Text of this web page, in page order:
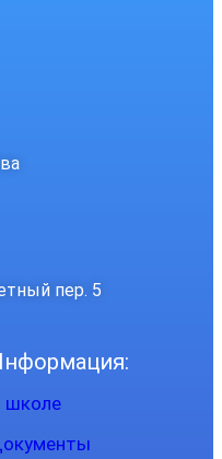
пер. 5
школе